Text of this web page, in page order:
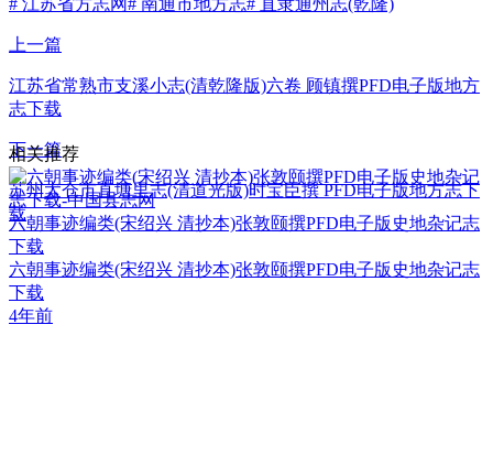
上一篇
江苏省常熟市支溪小志(清乾隆版)六卷 顾镇撰PFD电子版地方
志下载
下一篇
苏州太仓市直塘里志(清道光版)时宝臣撰 PFD电子版地方志下
载
相关推荐
六朝事迹编类(宋绍兴 清抄本)张敦颐撰PFD电子版史地杂记志
下载
六朝事迹编类(宋绍兴 清抄本)张敦颐撰PFD电子版史地杂记志
下载
4年前